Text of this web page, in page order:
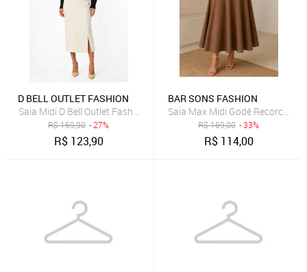
D BELL OUTLET FASHION
Saia Midi D Bell Outlet Fashion Fenda Off White
R$169,90 - 27%
R$ 123,90
BAR SONS FASHION
Saia Max Midi Godê Recorco
R$169,00 - 33%
R$ 114,00